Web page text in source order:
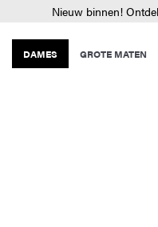
Nieuw binnen!
DAMES GROTE MATEN